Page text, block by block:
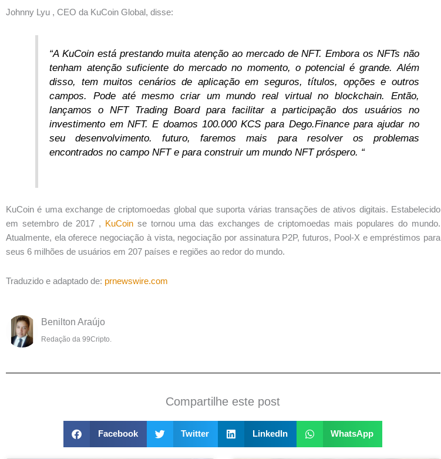
Johnny Lyu , CEO da KuCoin Global, disse:
“A KuCoin está prestando muita atenção ao mercado de NFT. Embora os NFTs não
tenham atenção suficiente do mercado no momento, o potencial é grande. Além
disso, tem muitos cenários de aplicação em seguros, títulos, opções e outros
campos. Pode até mesmo criar um mundo real virtual no blockchain. Então,
lançamos o NFT Trading Board para facilitar a participação dos usuários no
investimento em NFT. E doamos 100.000 KCS para Dego.Finance para ajudar no
seu desenvolvimento. futuro, faremos mais para resolver os problemas
encontrados no campo NFT e para construir um mundo NFT próspero. “
KuCoin é uma exchange de criptomoedas global que suporta várias transações de ativos digitais. Estabelecido
em setembro de 2017 , KuCoin se tornou uma das exchanges de criptomoedas mais populares do mundo.
Atualmente, ela oferece negociação à vista, negociação por assinatura P2P, futuros, Pool-X e empréstimos para
seus 6 milhões de usuários em 207 países e regiões ao redor do mundo.
Traduzido e adaptado de: prnewswire.com
Benilton Araújo
Redação da 99Cripto.
Compartilhe este post
Facebook Twitter LinkedIn WhatsApp